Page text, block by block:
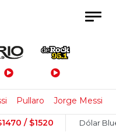
Pullaro Jorge Messi
/ $1520 Dólar Blue: